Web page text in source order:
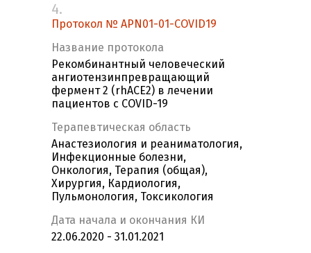
4.
Протокол № APN01-01-COVID19
Название протокола
Рекомбинантный человеческий
ангиотензинпревращающий
фермент 2 (rhACE2) в лечении
пациентов с COVID-19
Терапевтическая область
Анастезиология и реаниматология,
Инфекционные болезни,
Онкология, Терапия (общая),
Хирургия, Кардиология,
Пульмонология, Токсикология
Дата начала и окончания КИ
22.06.2020 - 31.01.2021